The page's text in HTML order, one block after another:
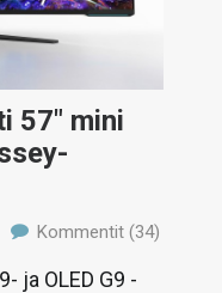
57″ mini
Kommentit (34)
ja OLED G9 -